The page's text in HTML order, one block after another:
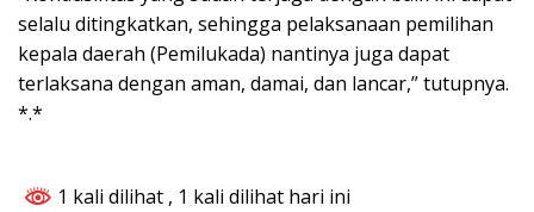
selalu ditingkatkan, sehingga pelaksanaan pemilihan
kepala daerah (Pemilukada) nantinya juga dapat
terlaksana dengan aman, damai, dan lancar,” tutupnya.
*.*
1 kali dilihat , 1 kali dilihat hari ini